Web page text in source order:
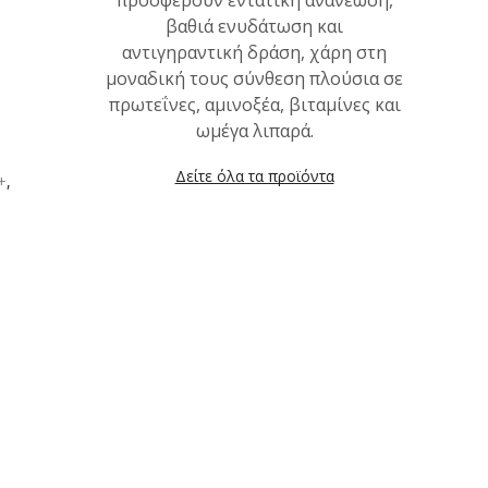
,
βαθιά ενυδάτωση και
αντιγηραντική δράση, χάρη στη
μοναδική τους σύνθεση πλούσια σε
πρωτεΐνες, αμινοξέα, βιταμίνες και
ωμέγα λιπαρά.
Δείτε όλα τα προϊόντα